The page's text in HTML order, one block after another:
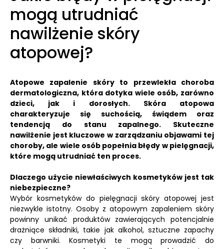
mogą utrudniać
nawilżenie skóry
atopowej?
Atopowe zapalenie skóry to przewlekła choroba
dermatologiczna, która dotyka wiele osób, zarówno
dzieci, jak i dorosłych.Skóra atopowa
charakteryzuje się suchością, świądem oraz
tendencją do stanu zapalnego. Skuteczne
nawilżenie jest kluczowe w zarządzaniu objawami tej
choroby, ale wiele osób popełnia błędy w pielęgnacji,
które mogą utrudniać ten proces.
Dlaczego użycie niewłaściwych kosmetyków jest tak
niebezpieczne?
Wybór kosmetyków do pielęgnacji skóry atopowej jest
niezwykle istotny. Osoby z atopowym zapaleniem skóry
powinny unikać produktów zawierających potencjalnie
drażniące składniki, takie jak alkohol, sztuczne zapachy
czy barwniki. Kosmetyki te mogą prowadzić do